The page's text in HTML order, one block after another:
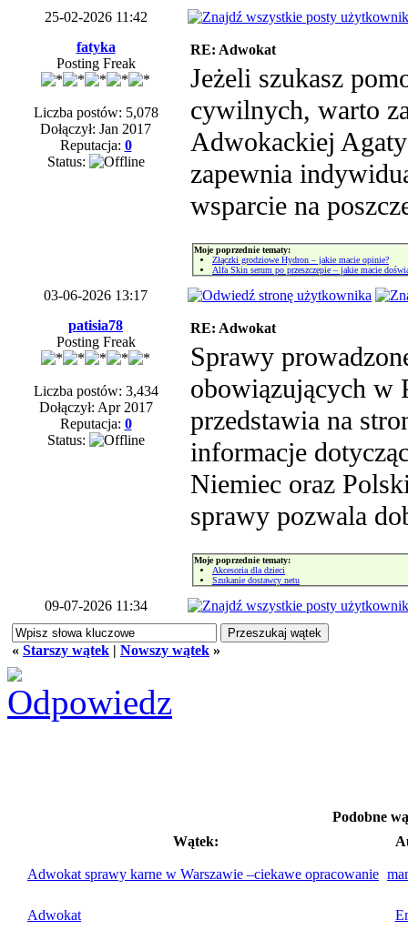
25-02-2026 11:42
fatyka
Posting Freak
Liczba postów: 5,078
Dołączył: Jan 2017
Reputacja: 0
Status:
RE: Adwokat
Jeżeli szukasz
cywilnych, warto
Adwokackiej
zapewnia
wsparcie na
Moje poprzednie tematy:
Złączki grodziowe Hydron – jakie macie opinie?
Alfa Skin serum po przeszczepie – jakie macie
03-06-2026 13:17
patisia78
Posting Freak
Liczba postów: 3,434
Dołączył: Apr 2017
Reputacja: 0
Status:
RE: Adwokat
Sprawy
obowiązujących w
przedstawia na
informacje
Niemiec oraz
sprawy pozwala
Moje poprzednie tematy:
Akcesoria dla dzieci
Szukanie dostawcy netu
09-07-2026 11:34
« Starszy wątek | Nowszy wątek »
Podobne
Wątek:
Adwokat sprawy karne w Warszawie –ciekawe opracowanie
Adwokat